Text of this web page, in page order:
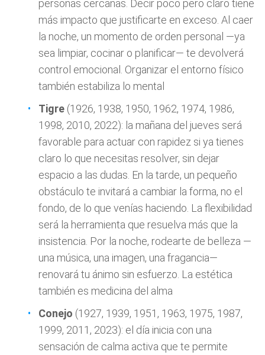
personas cercanas. Decir poco pero claro tiene
más impacto que justificarte en exceso. Al caer
la noche, un momento de orden personal —ya
sea limpiar, cocinar o planificar— te devolverá
control emocional. Organizar el entorno físico
también estabiliza lo mental
Tigre (1926, 1938, 1950, 1962, 1974, 1986,
1998, 2010, 2022): la mañana del jueves será
favorable para actuar con rapidez si ya tienes
claro lo que necesitas resolver, sin dejar
espacio a las dudas. En la tarde, un pequeño
obstáculo te invitará a cambiar la forma, no el
fondo, de lo que venías haciendo. La flexibilidad
será la herramienta que resuelva más que la
insistencia. Por la noche, rodearte de belleza —
una música, una imagen, una fragancia—
renovará tu ánimo sin esfuerzo. La estética
también es medicina del alma
Conejo (1927, 1939, 1951, 1963, 1975, 1987,
1999, 2011, 2023): el día inicia con una
sensación de calma activa que te permite